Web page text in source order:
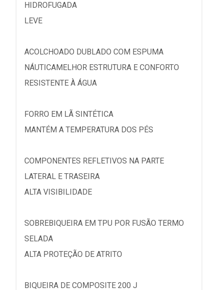
HIDROFUGADA
LEVE
ACOLCHOADO DUBLADO COM ESPUMA
NÁUTICAMELHOR ESTRUTURA E CONFORTO
RESISTENTE À ÁGUA
FORRO EM LÃ SINTÉTICA
MANTÉM A TEMPERATURA DOS PÉS
COMPONENTES REFLETIVOS NA PARTE
LATERAL E TRASEIRA
ALTA VISIBILIDADE
SOBREBIQUEIRA EM TPU POR FUSÃO TERMO
SELADA
ALTA PROTEÇÃO DE ATRITO
BIQUEIRA DE COMPOSITE 200 J